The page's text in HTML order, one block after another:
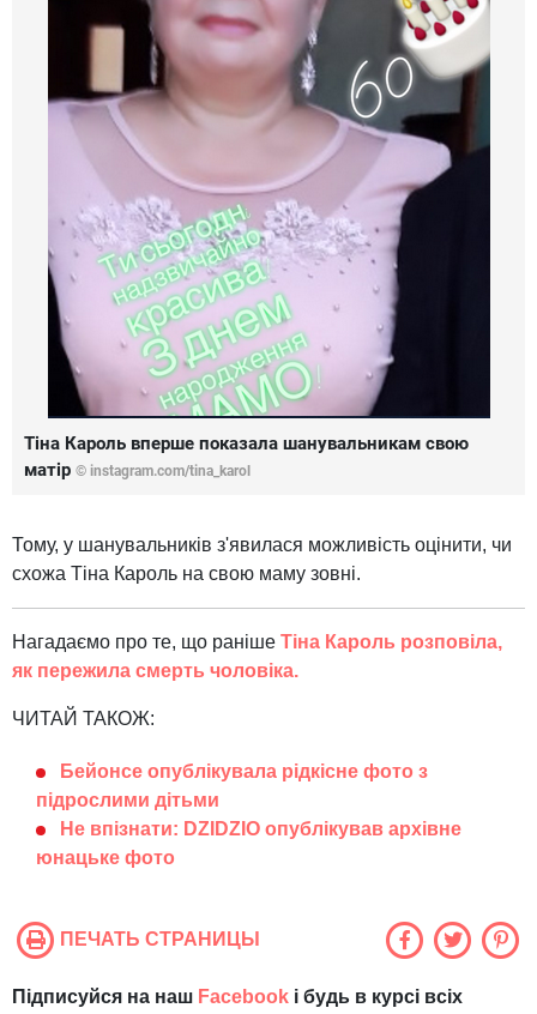
Тіна Кароль вперше показала шанувальникам свою
матір © instagram.com/tina_karol
Тому, у шанувальників з'явилася можливість оцінити, чи
схожа Тіна Кароль на свою маму зовні.
Нагадаємо про те, що раніше Тіна Кароль розповіла,
як пережила смерть чоловіка.
ЧИТАЙ ТАКОЖ:
Бейонсе опублікувала рідкісне фото з
підрослими дітьми
Не впізнати: DZIDZIO опублікував архівне
юнацьке фото
ПЕЧАТЬ СТРАНИЦЫ
Підписуйся на наш Facebook і будь в курсі всіх